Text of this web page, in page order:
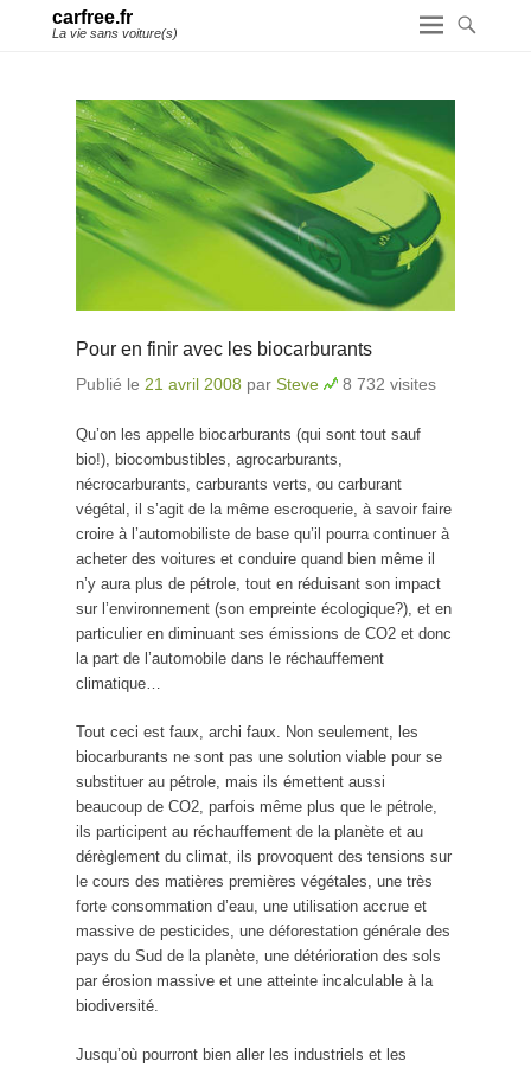
carfree.fr
La vie sans voiture(s)
Pour en finir avec les biocarburants
Publié le 21 avril 2008 par Steve 8 732 visites
Qu’on les appelle biocarburants (qui sont tout sauf
bio!), biocombustibles, agrocarburants,
nécrocarburants, carburants verts, ou carburant
végétal, il s’agit de la même escroquerie, à savoir faire
croire à l’automobiliste de base qu’il pourra continuer à
acheter des voitures et conduire quand bien même il
n’y aura plus de pétrole, tout en réduisant son impact
sur l’environnement (son empreinte écologique?), et en
particulier en diminuant ses émissions de CO2 et donc
la part de l’automobile dans le réchauffement
climatique…
Tout ceci est faux, archi faux. Non seulement, les
biocarburants ne sont pas une solution viable pour se
substituer au pétrole, mais ils émettent aussi
beaucoup de CO2, parfois même plus que le pétrole,
ils participent au réchauffement de la planète et au
dérèglement du climat, ils provoquent des tensions sur
le cours des matières premières végétales, une très
forte consommation d’eau, une utilisation accrue et
massive de pesticides, une déforestation générale des
pays du Sud de la planète, une détérioration des sols
par érosion massive et une atteinte incalculable à la
biodiversité.
Jusqu’où pourront bien aller les industriels et les